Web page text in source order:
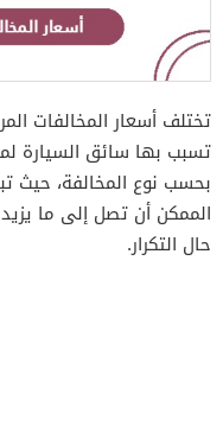
تختلف أسعار المخالفات
تسبب بها سائق السيارة
حال التكرار.